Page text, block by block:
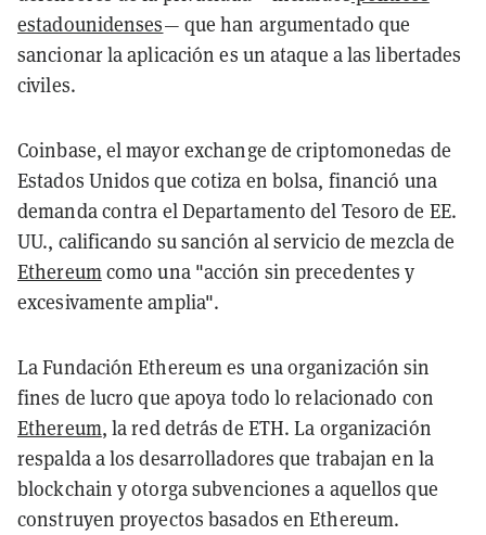
estadounidenses— que han argumentado que
sancionar la aplicación es un ataque a las libertades
civiles.
Coinbase, el mayor exchange de criptomonedas de
Estados Unidos que cotiza en bolsa, financió una
demanda contra el Departamento del Tesoro de EE.
UU., calificando su sanción al servicio de mezcla de
Ethereumcomo una "acción sin precedentes y
excesivamente amplia".
La Fundación Ethereum es una organización sin
fines de lucro que apoya todo lo relacionado con
Ethereum, la red detrás de ETH. La organización
respalda a los desarrolladores que trabajan en la
blockchain y otorga subvenciones a aquellos que
construyen proyectos basados en Ethereum.